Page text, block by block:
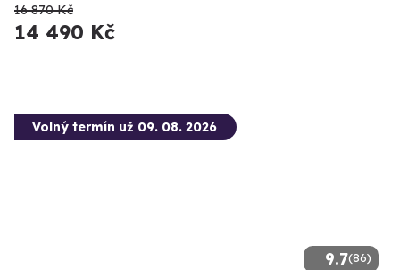
16 870 Kč
14 490 Kč
9.7(86)
Volný termín už 09. 08. 2026